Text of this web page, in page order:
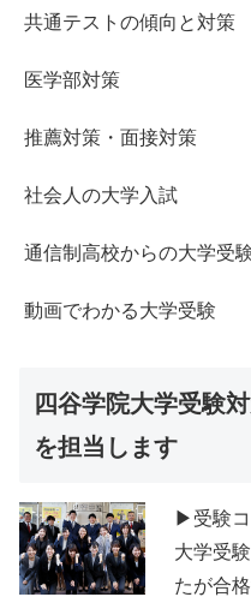
共通テストの傾向と対策
医学部対策
推薦対策・面接対策
社会人の大学入試
通信制高校からの大学受
動画でわかる大学受験
四谷学院大学受験
を担当します
▶受験
大学受
たが合